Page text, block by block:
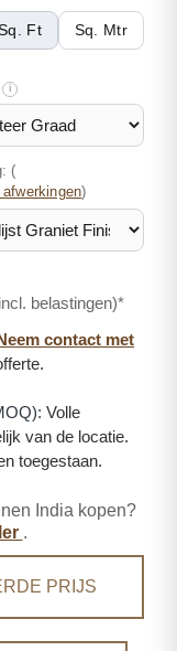
Ft Sq. Mtr
i
(
afwerkingen)
belastingen)*
contact met
Volle
van de locatie.
toegestaan.
India kopen?
.
PRIJS